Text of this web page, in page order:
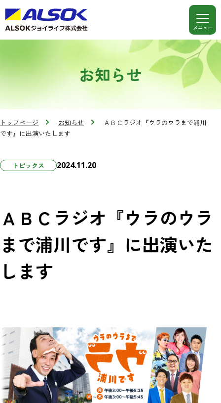
お知らせ
トップページ お知らせ
ＡＢＣラジオ『ウラのウラまで浦川
です』に出演いたします
トピックス 2024.11.20
ＡＢＣラジオ『ウラのウラ
まで浦川です』に出演いた
します